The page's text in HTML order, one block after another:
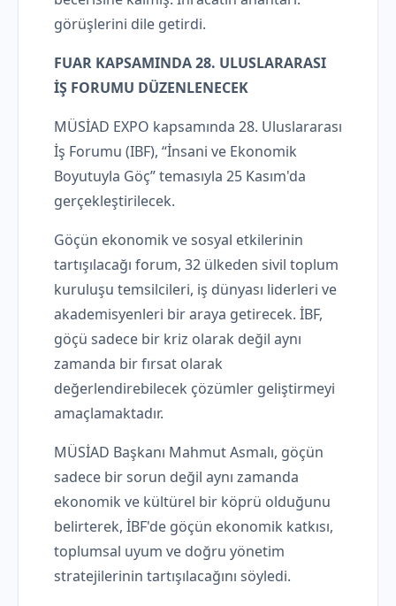
görüşlerini dile getirdi.
FUAR KAPSAMINDA 28. ULUSLARARASI
İŞ FORUMU DÜZENLENECEK
MÜSİAD EXPO kapsamında 28. Uluslararası
İş Forumu (IBF), “İnsani ve Ekonomik
Boyutuyla Göç” temasıyla 25 Kasım'da
gerçekleştirilecek.
Göçün ekonomik ve sosyal etkilerinin
tartışılacağı forum, 32 ülkeden sivil toplum
kuruluşu temsilcileri, iş dünyası liderleri ve
akademisyenleri bir araya getirecek. İBF,
göçü sadece bir kriz olarak değil aynı
zamanda bir fırsat olarak
değerlendirebilecek çözümler geliştirmeyi
amaçlamaktadır.
MÜSİAD Başkanı Mahmut Asmalı, göçün
sadece bir sorun değil aynı zamanda
ekonomik ve kültürel bir köprü olduğunu
belirterek, İBF'de göçün ekonomik katkısı,
toplumsal uyum ve doğru yönetim
stratejilerinin tartışılacağını söyledi.